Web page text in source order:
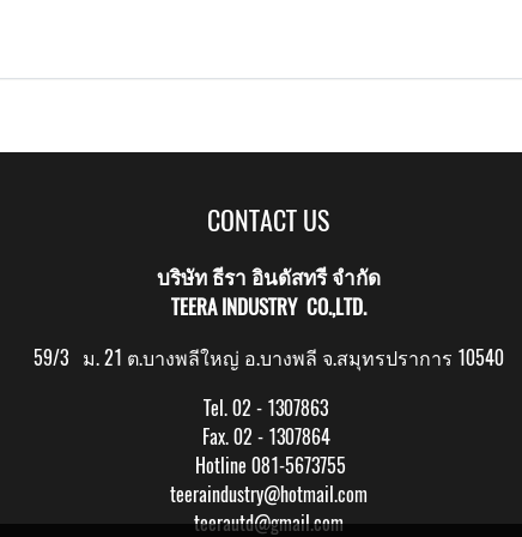
CONTACT US
บริษัท ธีรา อินดัสทรี จำกัด
TEERA INDUSTRY CO.,LTD.
59/3 ม. 21 ต.บางพลีใหญ่ อ.บางพลี จ.สมุทรปราการ 10540
Tel. 02 - 1307863
Fax. 02 - 1307864
Hotline 081-5673755
teeraindustry@hotmail.com
teerautd@gmail.com